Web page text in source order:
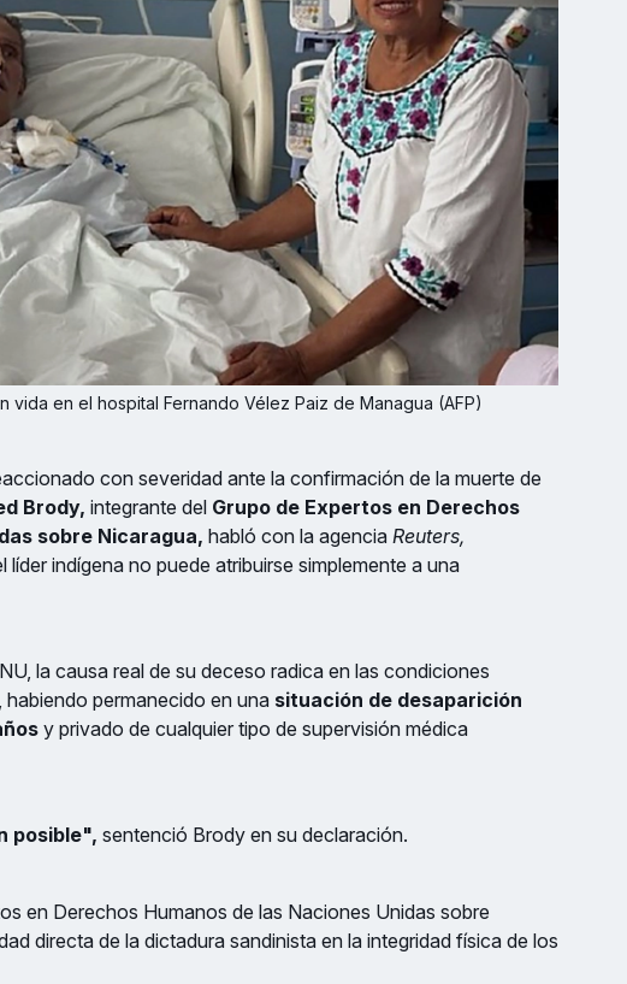
vida en el hospital Fernando Vélez Paiz de Managua (AFP)
con severidad ante la confirmación de la muerte de
Brody, integrante del Grupo de Expertos en Derechos
sobre Nicaragua, habló con la agencia Reuters,
indígena no puede atribuirse simplemente a una
la causa real de su deceso radica en las condiciones
permanecido en una situación de desaparición
y privado de cualquier tipo de supervisión médica
posible", sentenció Brody en su declaración.
en Derechos Humanos de las Naciones Unidas sobre
directa de la dictadura sandinista en la integridad física de los